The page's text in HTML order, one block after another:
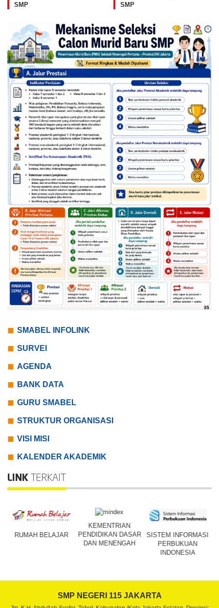
SMP
SMP
SMABEL INFOLINK
SURVEI
AGENDA
BANK DATA
GURU SMABEL
STRUKTUR ORGANISASI
VISI MISI
KALENDER AKADEMIK
LINK TERKAIT
RUMAH BELAJAR
KEMENTRIAN
PENDIDIKAN DASAR
DAN MENENGAH
SISTEM INFORMASI
PERBUKUAN
INDONESIA
SMP NEGERI 115 JAKARTA